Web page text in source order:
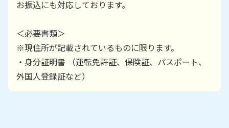
お振込にも対応しております。
＜必要書類＞
※現住所が記載されているものに限ります。
・身分証明書 （運転免許証、保険証、パスポート、
外国人登録証など）